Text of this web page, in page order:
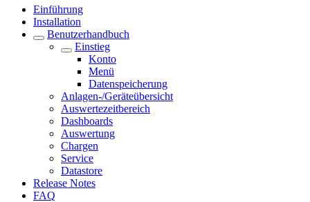
Einführung
Installation
Benutzerhandbuch
Einstieg
Konto
Menü
Datenspeicherung
Anlagen-/Geräteübersicht
Auswertezeitbereich
Dashboards
Auswertung
Chargen
Service
Datastore
Release Notes
FAQ